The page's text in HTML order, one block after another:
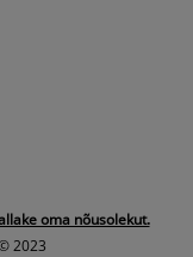
oma nõusolekut.
2023